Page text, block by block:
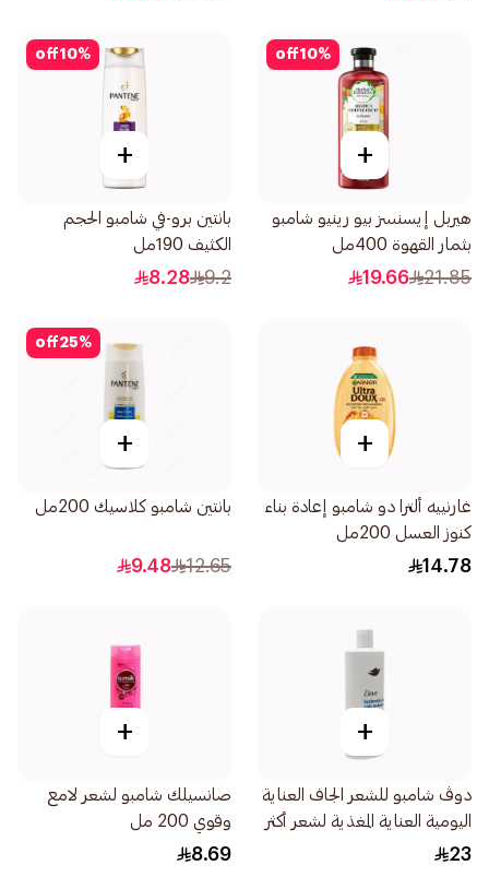
10%
off
+
هيربل إيسنسز بيو رينيو شامبو
بثمار القهوة 400مل
21.85
19.66
10%
off
+
بانتين برو-في شامبو الحجم
الكثيف 190مل
9.2
8.28
+
غارنييه ألترا دو شامبو إعادة بناء
كنوز العسل 200مل
14.78
25%
off
+
بانتين شامبو كلاسيك 200مل
12.65
9.48
+
دوڤ شامبو للشعر الجاف العناية
اليومية العناية المغذية لشعر أكثر
نعومة بنسبة 100 590مل
23
+
صانسيلك شامبو لشعر لامع
وقوي 200 مل
8.69